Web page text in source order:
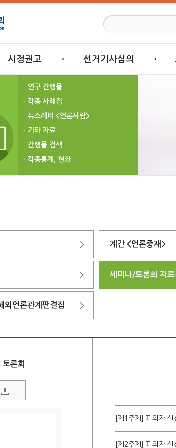
시정권고 선거기사심의
연구 간행물
각종 사례집
뉴스레터 <언론사람>
기타 자료
간행물 검색
각종통계, 현황
계간 <언론중재>
세미나/토론회 자료
외언론관계판결집
론회
[제1주제] 피의자
[제2주제] 피의자